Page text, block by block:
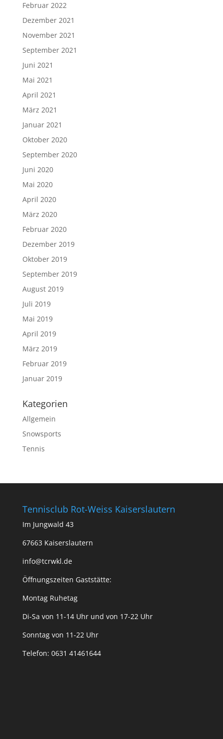
Februar 2022
Dezember 2021
November 2021
September 2021
Juni 2021
Mai 2021
April 2021
März 2021
Januar 2021
Oktober 2020
September 2020
Juni 2020
Mai 2020
April 2020
März 2020
Februar 2020
Dezember 2019
Oktober 2019
September 2019
August 2019
Juli 2019
Mai 2019
April 2019
März 2019
Februar 2019
Januar 2019
Kategorien
Allgemein
Snowsports
Tennis
Tennisclub Rot-Weiss Kaiserslautern
Im Jungwald 43
67663 Kaiserslautern
info@tcrwkl.de
Öffnungszeiten Gaststätte:
Montag Ruhetag
Di-Sa von 11-14 Uhr und von 17-22 Uhr
Sonntag von 11-22 Uhr
Telefon: 0631 41461644